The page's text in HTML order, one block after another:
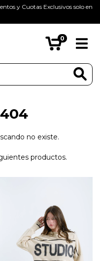
y Cuotas Exclusivos solo en
0
no existe.
productos.